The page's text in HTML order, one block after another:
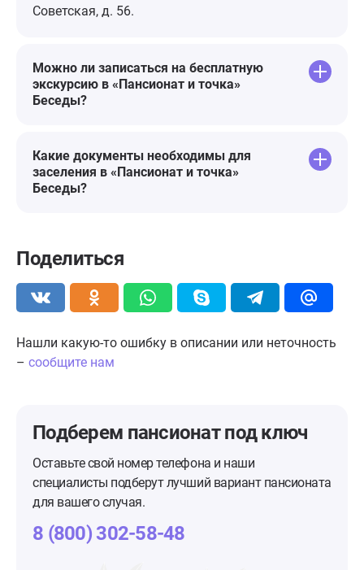
Советская, д. 56.
Можно ли записаться на бесплатную
экскурсию в «Пансионат и точка»
Беседы?
Какие документы необходимы для
заселения в «Пансионат и точка»
Беседы?
Поделиться
Нашли какую-то ошибку в описании или неточность
– сообщите нам
Подберем пансионатпод ключ
Оставьте свой номер телефона и наши
специалисты подберут лучший вариант пансионата
для вашего случая.
8 (800) 302-58-48